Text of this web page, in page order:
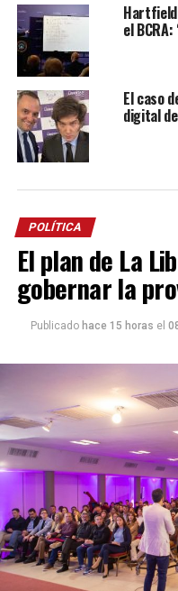
Hartfield
el
El caso
digital
POLÍTICA
El plan de La
gobernar la
Publicado hace 15 horas el